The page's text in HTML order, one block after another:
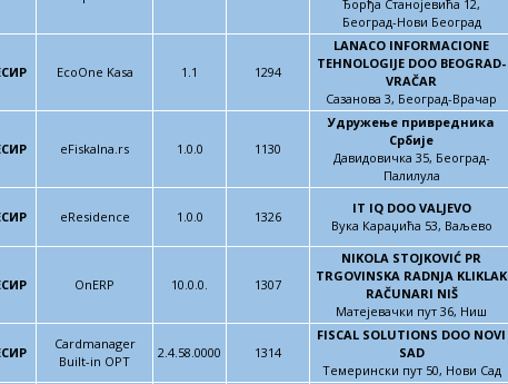
Ђорђа Станојевића 12,
Београд-Нови Београд
EcoOne Kasa 1.1 1294
LANACO INFORMACIONE
TEHNOLOGIJE DOO BEOGRAD-
VRAČAR
Сазанова 3, Београд-Врачар
eFiskalna.rs 1.0.0 1130
Удружење привредника
Србије
Давидовичка 35, Београд-
Палилула
eResidence 1.0.0 1326
IT IQ DOO VALJEVO
Вука Караџића 53, Ваљево
OnERP 10.0.0. 1307
NIKOLA STOJKOVIĆ PR
TRGOVINSKA RADNJA KLIKLAK
RAČUNARI NIŠ
Матејевачки пут 36, Ниш
Cardmanager
Built-in OPT
2.4.58.0000 1314
FISCAL SOLUTIONS DOO NOVI
SAD
Темерински пут 50, Нови Сад